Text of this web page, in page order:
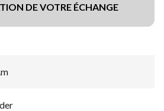
DE VOTRE ÉCHANGE